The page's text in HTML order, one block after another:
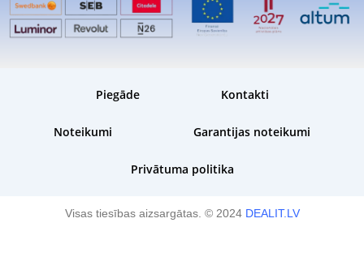
Piegāde Kontakti
Noteikumi Garantijas noteikumi
Privātuma politika
Visas tiesības aizsargātas. © 2024 DEALIT.LV